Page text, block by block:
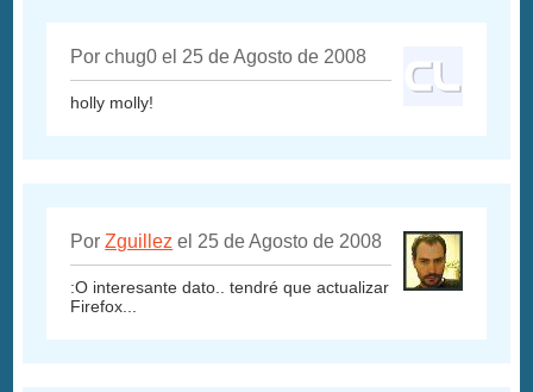
Por chug0 el 25 de Agosto de 2008
holly molly!
PorZguillez el 25 de Agosto de 2008
:O interesante dato.. tendré que actualizar
Firefox...